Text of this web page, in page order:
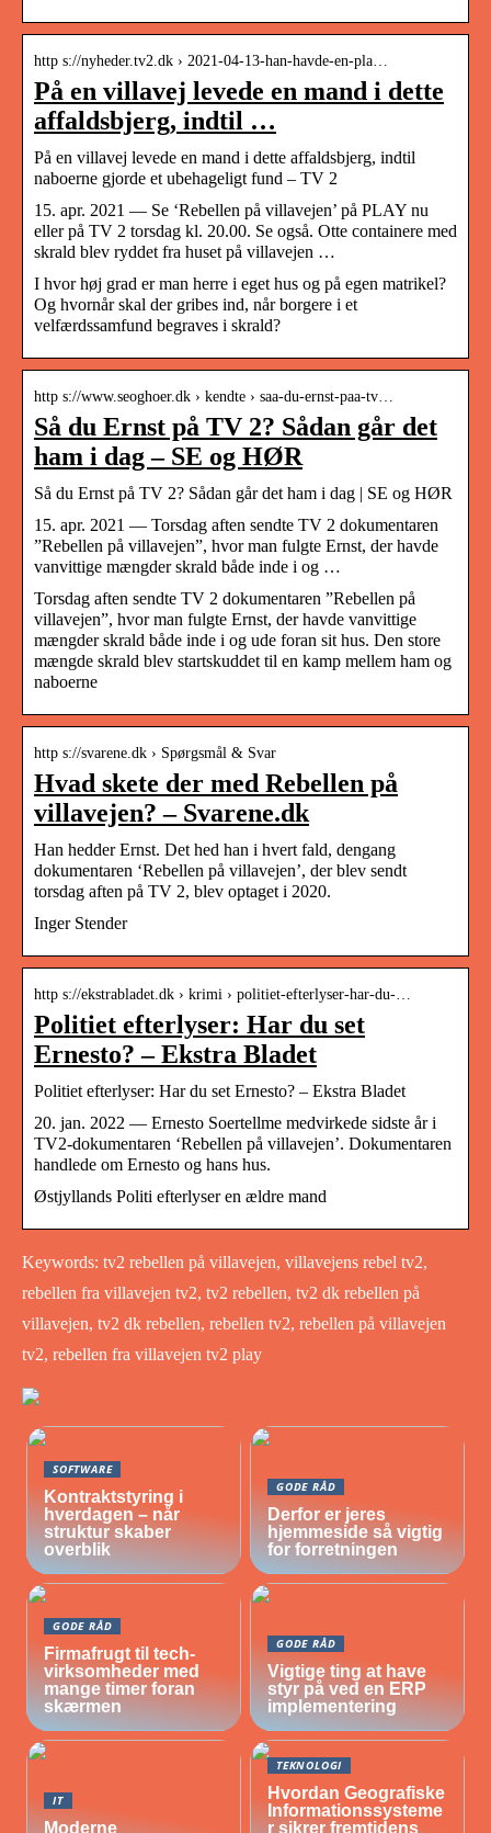
http s://nyheder.tv2.dk › 2021-04-13-han-havde-en-pla…
På en villavej levede en mand i dette
affaldsbjerg, indtil …
På en villavej levede en mand i dette affaldsbjerg, indtil
naboerne gjorde et ubehageligt fund – TV 2
15. apr. 2021 — Se ‘Rebellen på villavejen’ på PLAY nu
eller på TV 2 torsdag kl. 20.00. Se også. Otte containere med
skrald blev ryddet fra huset på villavejen …
I hvor høj grad er man herre i eget hus og på egen matrikel?
Og hvornår skal der gribes ind, når borgere i et
velfærdssamfund begraves i skrald?
http s://www.seoghoer.dk › kendte › saa-du-ernst-paa-tv…
Så du Ernst på TV 2? Sådan går det
ham i dag – SE og HØR
Så du Ernst på TV 2? Sådan går det ham i dag | SE og HØR
15. apr. 2021 — Torsdag aften sendte TV 2 dokumentaren
”Rebellen på villavejen”, hvor man fulgte Ernst, der havde
vanvittige mængder skrald både inde i og …
Torsdag aften sendte TV 2 dokumentaren ”Rebellen på
villavejen”, hvor man fulgte Ernst, der havde vanvittige
mængder skrald både inde i og ude foran sit hus. Den store
mængde skrald blev startskuddet til en kamp mellem ham og
naboerne
http s://svarene.dk › Spørgsmål & Svar
Hvad skete der med Rebellen på
villavejen? – Svarene.dk
Han hedder Ernst. Det hed han i hvert fald, dengang
dokumentaren ‘Rebellen på villavejen’, der blev sendt
torsdag aften på TV 2, blev optaget i 2020.
Inger Stender
http s://ekstrabladet.dk › krimi › politiet-efterlyser-har-du-…
Politiet efterlyser: Har du set
Ernesto? – Ekstra Bladet
Politiet efterlyser: Har du set Ernesto? – Ekstra Bladet
20. jan. 2022 — Ernesto Soertellme medvirkede sidste år i
TV2-dokumentaren ‘Rebellen på villavejen’. Dokumentaren
handlede om Ernesto og hans hus.
Østjyllands Politi efterlyser en ældre mand
Keywords: tv2 rebellen på villavejen, villavejens rebel tv2,
rebellen fra villavejen tv2, tv2 rebellen, tv2 dk rebellen på
villavejen, tv2 dk rebellen, rebellen tv2, rebellen på villavejen
tv2, rebellen fra villavejen tv2 play
SOFTWARE
Kontraktstyring i
hverdagen – når
struktur skaber
overblik
GODE RÅD
Derfor er jeres
hjemmeside så vigtig
for forretningen
GODE RÅD
Firmafrugt til tech-
virksomheder med
mange timer foran
skærmen
GODE RÅD
Vigtige ting at have
styr på ved en ERP
implementering
IT
Moderne
TEKNOLOGI
Hvordan Geografiske
Informationssysteme
r sikrer fremtidens